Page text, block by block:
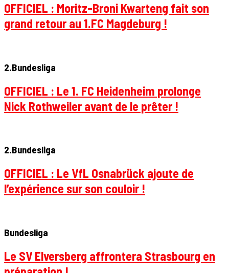
OFFICIEL : Moritz-Broni Kwarteng fait son
grand retour au 1.FC Magdeburg !
2.Bundesliga
OFFICIEL : Le 1. FC Heidenheim prolonge
Nick Rothweiler avant de le prêter !
2.Bundesliga
OFFICIEL : Le VfL Osnabrück ajoute de
l’expérience sur son couloir !
Bundesliga
Le SV Elversberg affrontera Strasbourg en